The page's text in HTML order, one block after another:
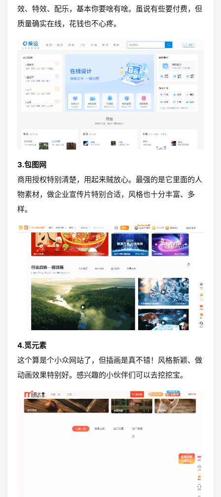
效、特效、配乐，基本你要啥有啥。虽说有些要付费，但
质量确实在线，花钱也不心疼。
3.包图网
商用授权特别清楚，用起来贼放心。最强的是它里面的人
物素材，做企业宣传片特别合适，风格也十分丰富、多
样。
4.觅元素
这个算是个小众网站了，但插画是真不错！风格新颖、做
动画效果特别好。感兴趣的小伙伴们可以去挖挖宝。